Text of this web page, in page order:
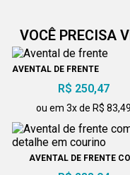
VOCÊ PRECISA
AVENTAL DE FRENTE
R$ 250,47
ou em 3x de R$ 83,49
AVENTAL DE FRENTE
DETALHE EM COURINO